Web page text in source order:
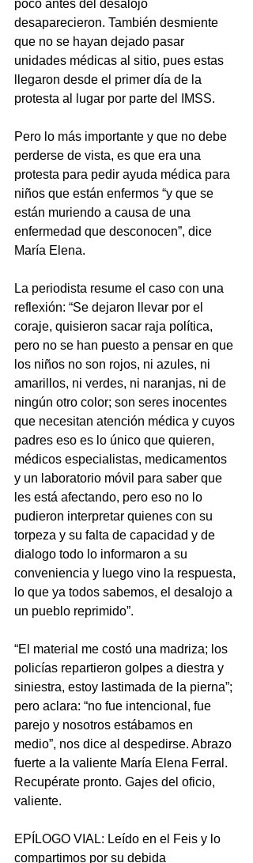
poco antes del desalojo
desaparecieron. También desmiente
que no se hayan dejado pasar
unidades médicas al sitio, pues estas
llegaron desde el primer día de la
protesta al lugar por parte del IMSS.
Pero lo más importante y que no debe
perderse de vista, es que era una
protesta para pedir ayuda médica para
niños que están enfermos “y que se
están muriendo a causa de una
enfermedad que desconocen”, dice
María Elena.
La periodista resume el caso con una
reflexión: “Se dejaron llevar por el
coraje, quisieron sacar raja política,
pero no se han puesto a pensar en que
los niños no son rojos, ni azules, ni
amarillos, ni verdes, ni naranjas, ni de
ningún otro color; son seres inocentes
que necesitan atención médica y cuyos
padres eso es lo único que quieren,
médicos especialistas, medicamentos
y un laboratorio móvil para saber que
les está afectando, pero eso no lo
pudieron interpretar quienes con su
torpeza y su falta de capacidad y de
dialogo todo lo informaron a su
conveniencia y luego vino la respuesta,
lo que ya todos sabemos, el desalojo a
un pueblo reprimido”.
“El material me costó una madriza; los
policías repartieron golpes a diestra y
siniestra, estoy lastimada de la pierna”;
pero aclara: “no fue intencional, fue
parejo y nosotros estábamos en
medio”, nos dice al despedirse. Abrazo
fuerte a la valiente María Elena Ferral.
Recupérate pronto. Gajes del oficio,
valiente.
EPÍLOGO VIAL: Leído en el Feis y lo
compartimos por su debida